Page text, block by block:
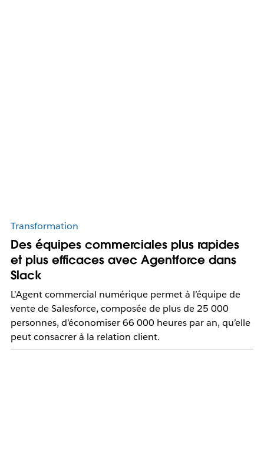
Transformation
Des équipes commerciales plus rapides
et plus efficaces avec Agentforce dans
Slack
L’Agent commercial numérique permet à l’équipe de
vente de Salesforce, composée de plus de 25 000
personnes, d’économiser 66 000 heures par an, qu’elle
peut consacrer à la relation client.